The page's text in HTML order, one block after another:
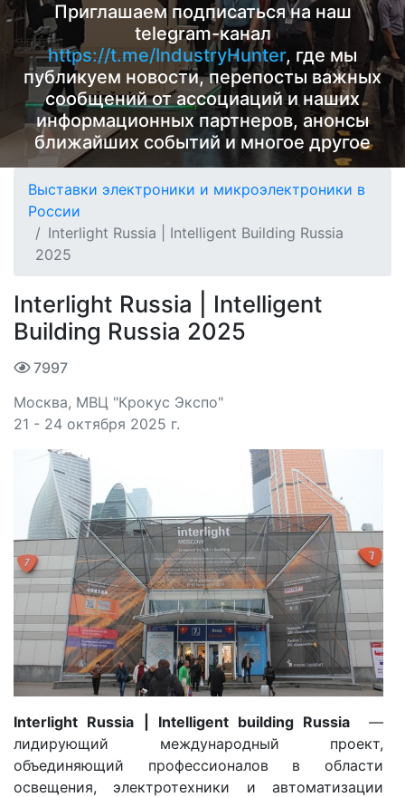
Приглашаем подписаться на наш
telegram-канал
https://t.me/IndustryHunter, где мы
публикуем новости, перепосты важных
сообщений от ассоциаций и наших
информационных партнеров, анонсы
ближайших событий и многое другое
Выставки электроники и микроэлектроники в
России
Interlight Russia | Intelligent Building Russia
2025
Interlight Russia | Intelligent
Building Russia 2025
7997
Москва, МВЦ "Крокус Экспо"
21 - 24 октября 2025 г.
Interlight Russia | Intelligent building Russia —
лидирующий международный проект,
объединяющий профессионалов в области
освещения, электротехники и автоматизации